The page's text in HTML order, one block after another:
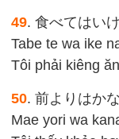
49. 食べてはい
Tabe te wa ike
Tôi phải kiêng
50. 前よりはか
Mae yori wa